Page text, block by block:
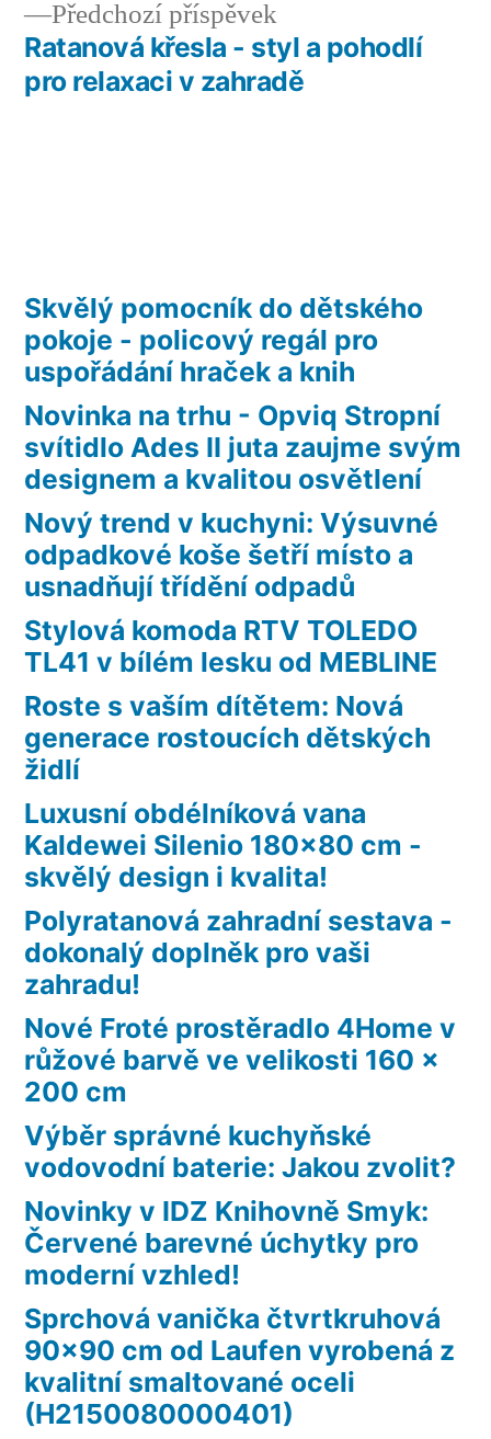
Předchozí příspěvekPředchozí
příspěvek:
Ratanová křesla - styl a pohodlí
pro relaxaci v zahradě
Skvělý pomocník do dětského
pokoje - policový regál pro
uspořádání hraček a knih
Novinka na trhu - Opviq Stropní
svítidlo Ades II juta zaujme svým
designem a kvalitou osvětlení
Nový trend v kuchyni: Výsuvné
odpadkové koše šetří místo a
usnadňují třídění odpadů
Stylová komoda RTV TOLEDO
TL41 v bílém lesku od MEBLINE
Roste s vaším dítětem: Nová
generace rostoucích dětských
židlí
Luxusní obdélníková vana
Kaldewei Silenio 180×80 cm -
skvělý design i kvalita!
Polyratanová zahradní sestava -
dokonalý doplněk pro vaši
zahradu!
Nové Froté prostěradlo 4Home v
růžové barvě ve velikosti 160 x
200 cm
Výběr správné kuchyňské
vodovodní baterie: Jakou zvolit?
Novinky v IDZ Knihovně Smyk:
Červené barevné úchytky pro
moderní vzhled!
Sprchová vanička čtvrtkruhová
90×90 cm od Laufen vyrobená z
kvalitní smaltované oceli
(H2150080000401)